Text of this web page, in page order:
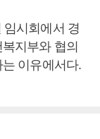
임시회에서 경
지부와 협의
이유에서다.